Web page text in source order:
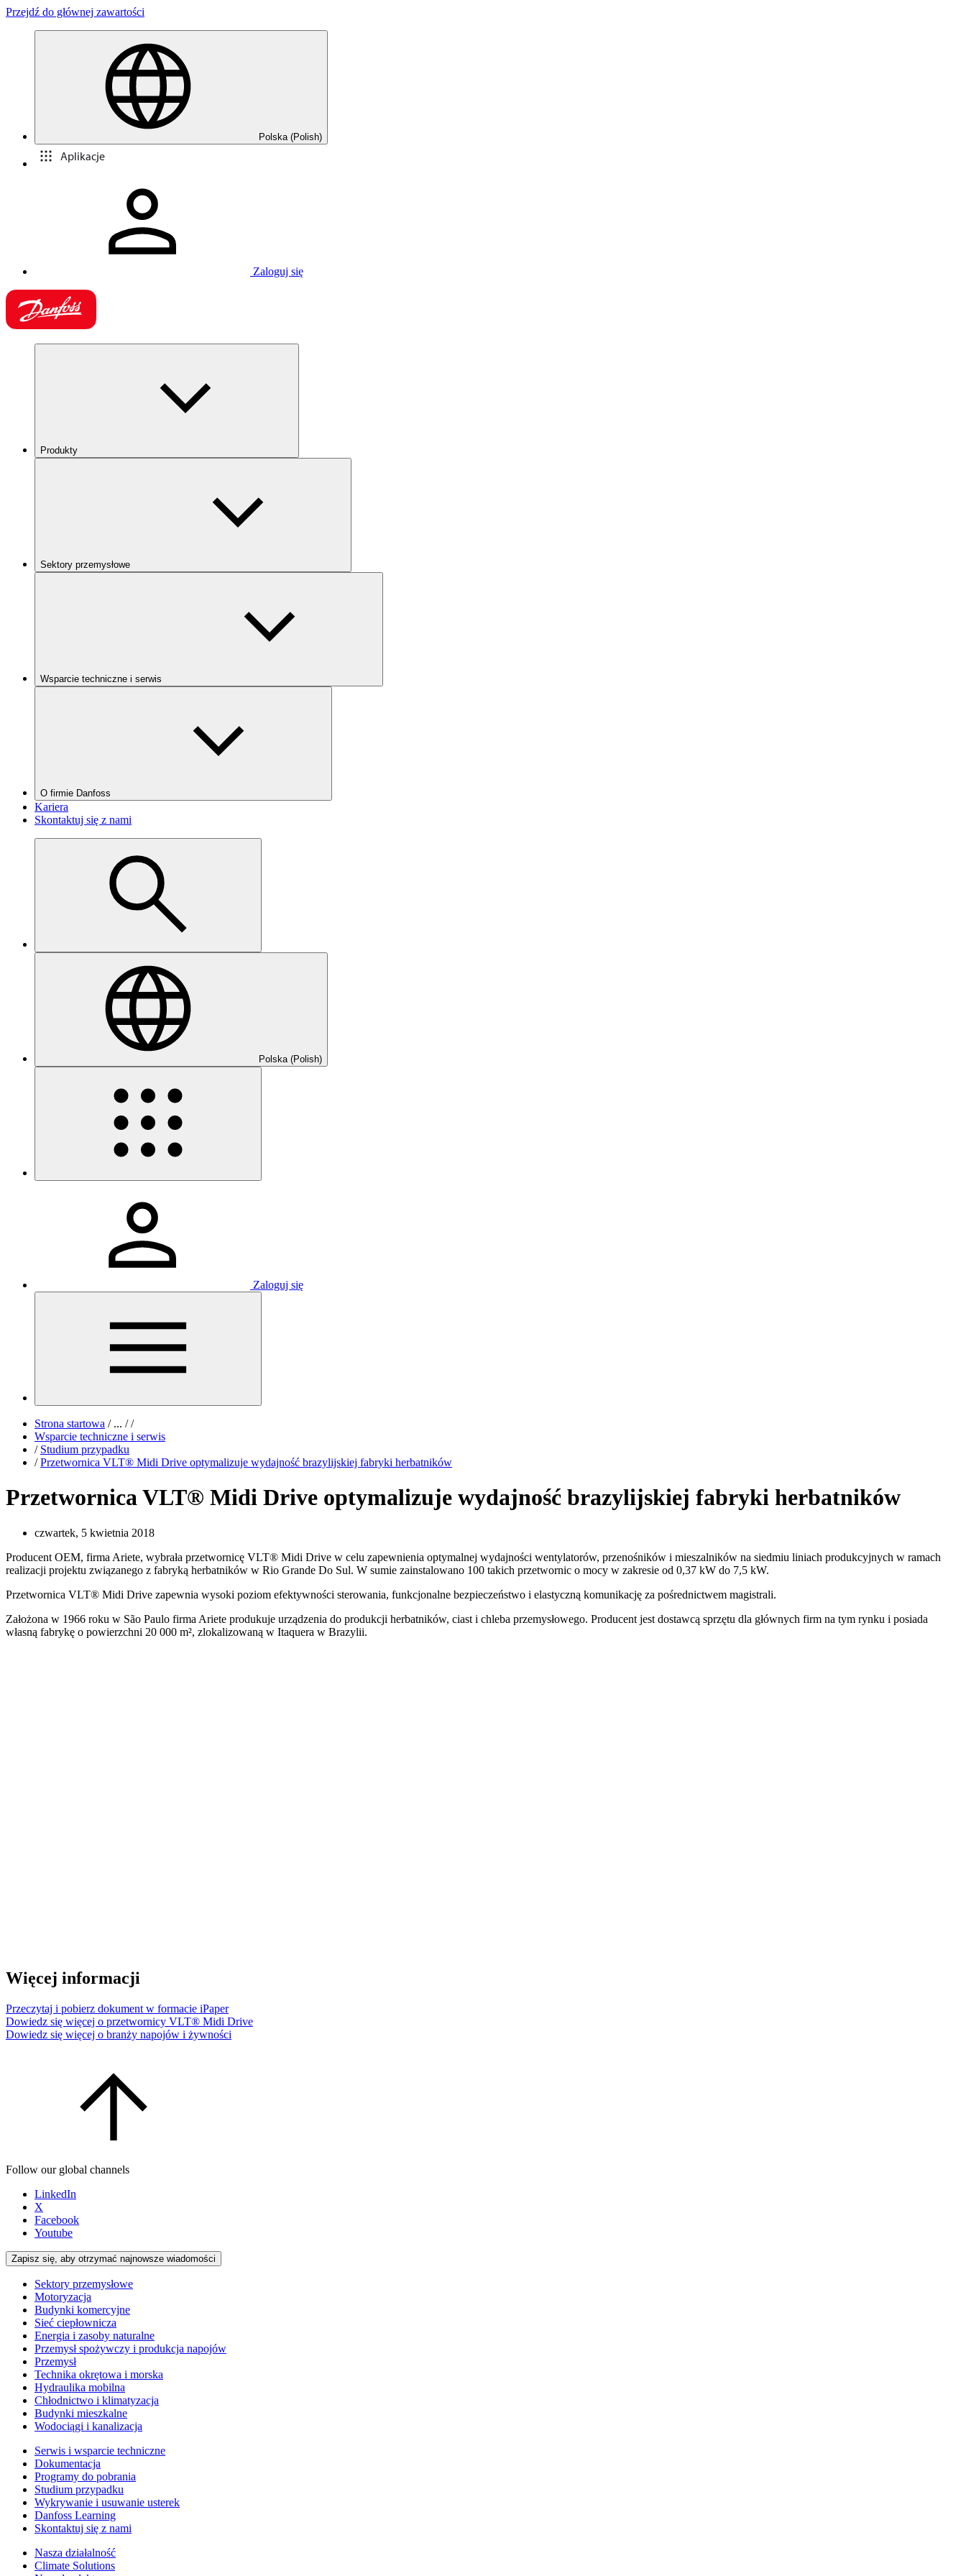
Przejdź do głównej zawartości
Polska (Polish)
Aplikacje
Zaloguj się
Produkty
Sektory przemysłowe
Wsparcie techniczne i serwis
O firmie Danfoss
Kariera
Skontaktuj się z nami
Polska (Polish)
Zaloguj się
Strona startowa /... / /
Wsparcie techniczne i serwis
/ Studium przypadku
/ Przetwornica VLT® Midi Drive optymalizuje wydajność brazylijskiej fabryki herbatników
Przetwornica VLT® Midi Drive optymalizuje wydajność brazylijskiej fabryki herbatników
czwartek, 5 kwietnia 2018
Producent OEM, firma Ariete, wybrała przetwornicę VLT® Midi Drive w celu zapewnienia optymalnej wydajności wentylatorów, przenośników i mieszalników na siedmiu liniach produkcyjnych w ramach
realizacji projektu związanego z fabryką herbatników w Rio Grande Do Sul. W sumie zainstalowano 100 takich przetwornic o mocy w zakresie od 0,37 kW do 7,5 kW.
Przetwornica VLT® Midi Drive zapewnia wysoki poziom efektywności sterowania, funkcjonalne bezpieczeństwo i elastyczną komunikację za pośrednictwem magistrali.
Założona w 1966 roku w São Paulo firma Ariete produkuje urządzenia do produkcji herbatników, ciast i chleba przemysłowego. Producent jest dostawcą sprzętu dla głównych firm na tym rynku i posiada
własną fabrykę o powierzchni 20 000 m², zlokalizowaną w Itaquera w Brazylii.
Więcej informacji
Przeczytaj i pobierz dokument w formacie iPaper
Dowiedz się więcej o przetwornicy VLT® Midi Drive
Dowiedz się więcej o branży napojów i żywności
Follow our global channels
LinkedIn
X
Facebook
Youtube
Zapisz się, aby otrzymać najnowsze wiadomości
Sektory przemysłowe
Motoryzacja
Budynki komercyjne
Sieć ciepłownicza
Energia i zasoby naturalne
Przemysł spożywczy i produkcja napojów
Przemysł
Technika okrętowa i morska
Hydraulika mobilna
Chłodnictwo i klimatyzacja
Budynki mieszkalne
Wodociągi i kanalizacja
Serwis i wsparcie techniczne
Dokumentacja
Programy do pobrania
Studium przypadku
Wykrywanie i usuwanie usterek
Danfoss Learning
Skontaktuj się z nami
Nasza działalność
Climate Solutions